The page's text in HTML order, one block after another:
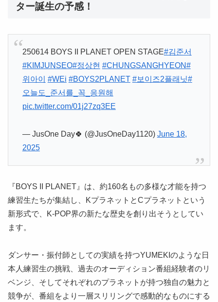
ター誕生の予感！
250614 BOYS II PLANET OPEN STAGE#김준서
#KIMJUNSEO#정상현 #CHUNGSANGHYEON#
위아이
#WEi #BOYS2PLANET #보이즈2플래닛#
오늘도_준서를_꼭_응원해
pic.twitter.com/01j27zq3EE
— JusOne Day🍀 (@JusOneDay1120) June 18,
2025
『BOYS II PLANET』は、約160名もの多様な才能を持つ
練習生たちが集結し、KプラネットとCプラネットという
新形式で、K-POP界の新たな歴史を創り出そうとしてい
ます。
ダンサー・振付師としての実績を持つYUMEKIのような日
本人練習生の挑戦、過去のオーディション番組経験者のリ
ベンジ、そしてそれぞれのプラネットが持つ独自の魅力と
競争が、番組をより一層スリリングで感動的なものにする